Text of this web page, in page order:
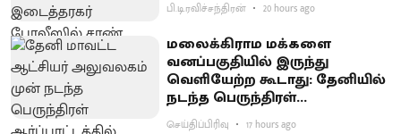
பி.டி.ரவிச்சந்திரன் 20 hours ago
மலைக்கிராம மக்களை
வனப்பகுதியில் இருந்து
வெளியேற்ற கூடாது: தேனியில்
நடந்த பெருந்திரள்
ஆர்ப்பாட்டத்தில் வலியுறுத்தல்
செய்திப்பிரிவு 17 hours ago